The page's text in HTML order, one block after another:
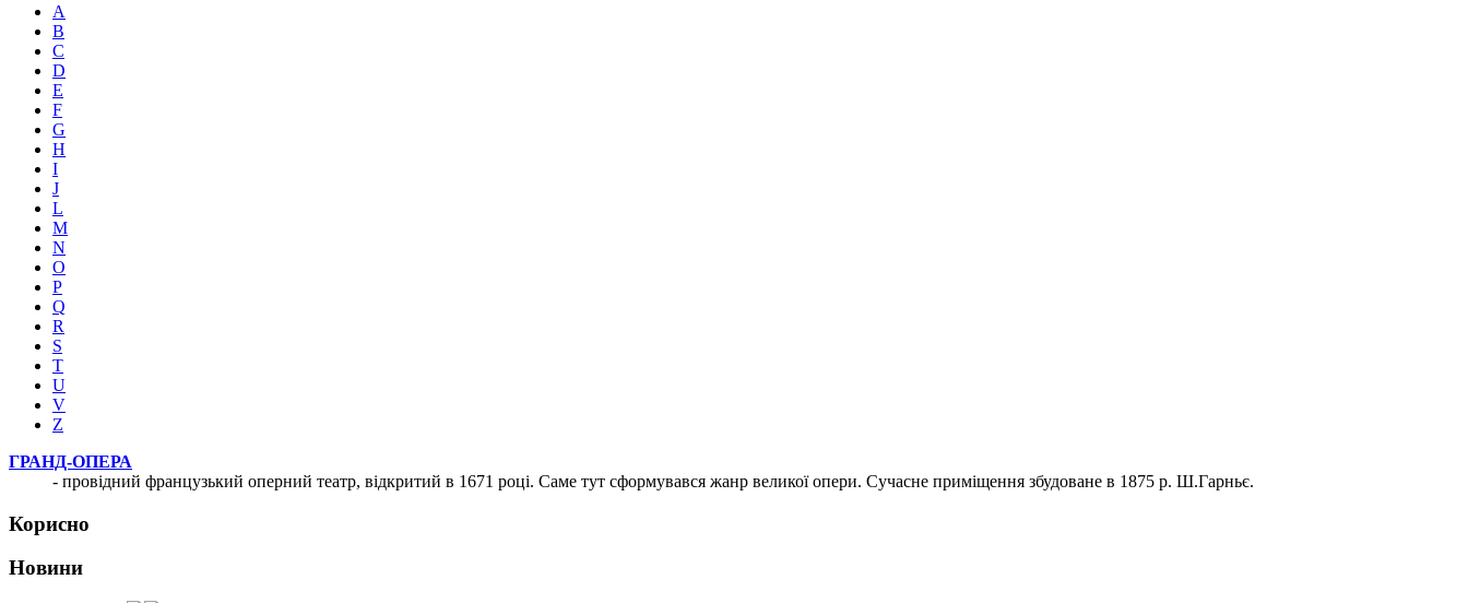
A
B
C
D
E
F
G
H
I
J
L
M
N
O
P
Q
R
S
T
U
V
Z
ГРАНД-ОПЕРА
- провідний французький оперний театр, відкритий в 1671 році. Саме тут сформувався жанр великої опери. Сучасне приміщення збудоване в 1875 р. Ш.Гарньє.
Корисно
Новини